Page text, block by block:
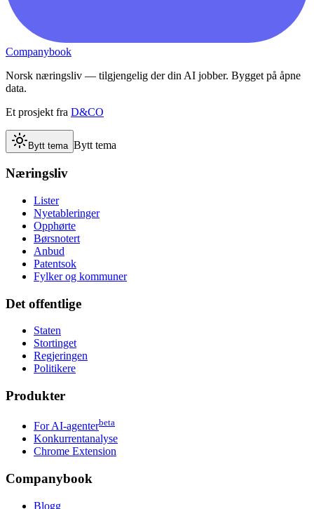
Companybook
Norsk næringsliv — tilgjengelig der din AI jobber. Bygget på åpne
data.
Et prosjekt fra D&CO
Bytt tema Bytt tema
Næringsliv
Lister
Nyetableringer
Opphørte
Børsnotert
Anbud
Patentsok
Fylker og kommuner
Det offentlige
Staten
Stortinget
Regjeringen
Politikere
Produkter
For AI-agenterbeta
Konkurrentanalyse
Chrome Extension
Companybook
Blogg